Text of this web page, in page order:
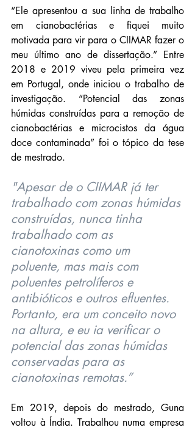
“Ele apresentou a sua linha de trabalho
em cianobactérias e fiquei muito
motivada para vir para o CIIMAR fazer o
meu último ano de dissertação.” Entre
2018 e 2019 viveu pela primeira vez
em Portugal, onde iniciou o trabalho de
investigação. “Potencial das zonas
húmidas construídas para a remoção de
cianobactérias e microcistos da água
doce contaminada” foi o tópico da tese
de mestrado.
"Apesar de o CIIMAR já ter
trabalhado com zonas húmidas
construídas, nunca tinha
trabalhado com as
cianotoxinas como um
poluente, mas mais com
poluentes petrolíferos e
antibióticos e outros efluentes.
Portanto, era um conceito novo
na altura, e eu ia verificar o
potencial das zonas húmidas
conservadas para as
cianotoxinas remotas.”
Em 2019, depois do mestrado, Guna
voltou à Índia. Trabalhou numa empresa